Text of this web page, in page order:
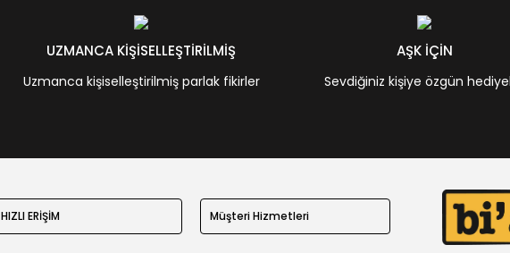
UZMANCA KİŞİSELLEŞTİRİLMİŞ
Uzmanca kişiselleştirilmiş parlak fikirler
AŞK İÇİN
Sevdiğiniz kişiye özgün
HIZLI ERİŞİM Müşteri Hizmetleri